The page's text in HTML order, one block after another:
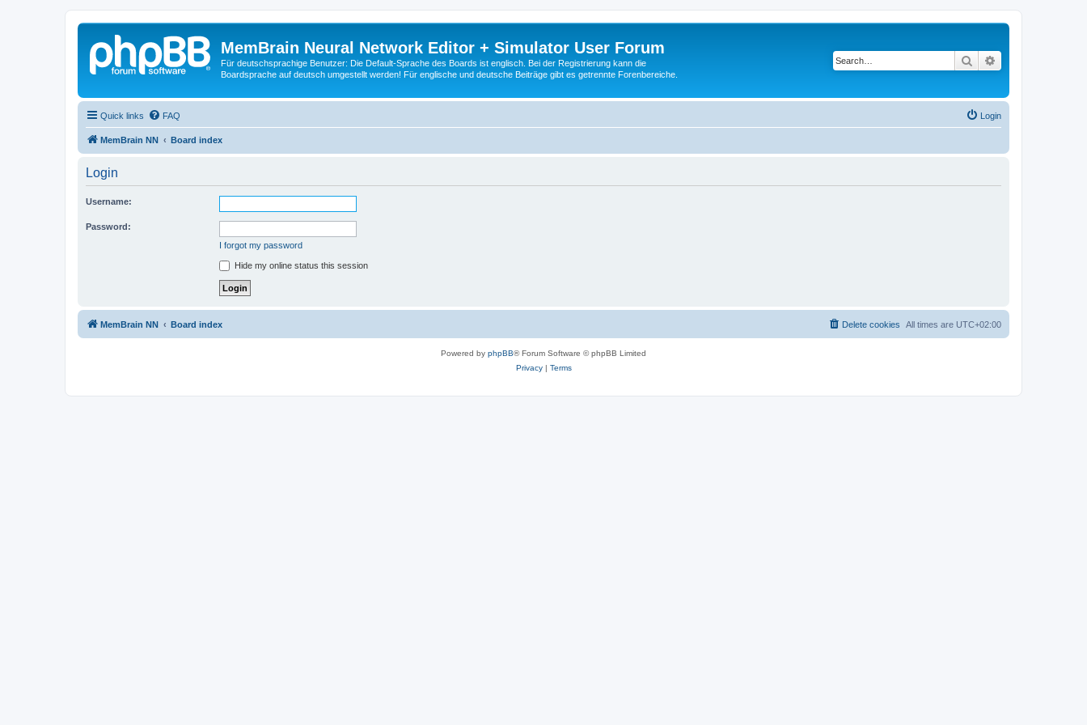
MemBrain Neural Network Editor + Simulator User Forum
Für deutschsprachige Benutzer: Die Default-Sprache des Boards ist englisch. Bei der Registrierung kann die
Boardsprache auf deutsch umgestellt werden! Für englische und deutsche Beiträge gibt es getrennte Forenbereiche.
Search
Quick links FAQ Login
MemBrain NN Board index
Login
Username:
Password:
I forgot my password
Hide my online status this session
MemBrain NN Board index All times are UTC+02:00
Delete cookies
Powered by phpBB® Forum Software © phpBB Limited
Privacy| Terms